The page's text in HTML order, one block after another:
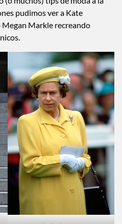
pudimos ver a Kate
Markle recreando